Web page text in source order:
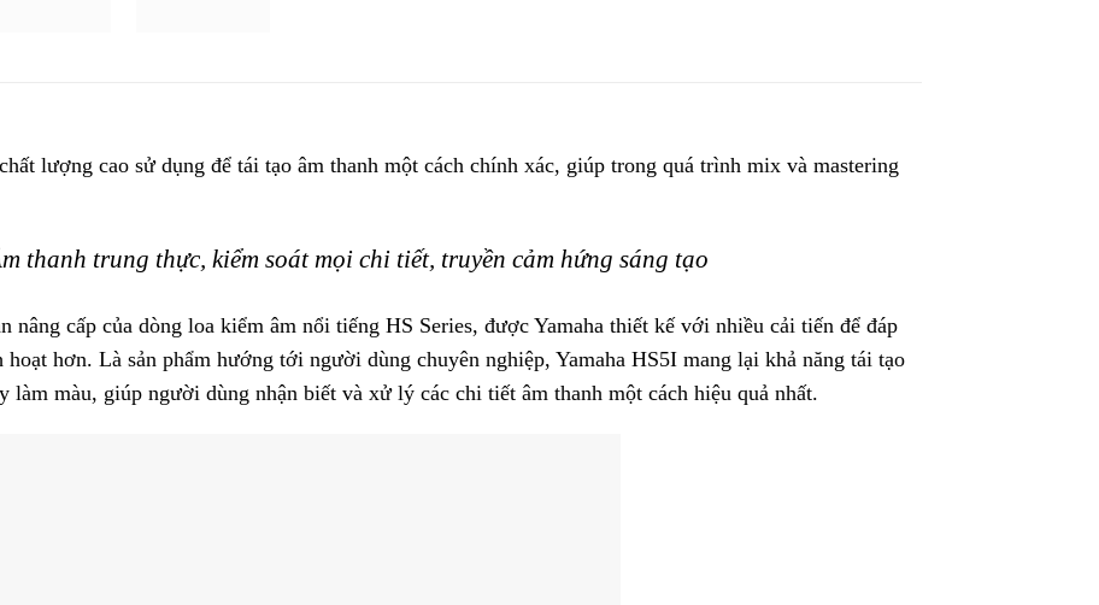
chất lượng cao sử dụng để tái tạo âm thanh một cách chính xác, giúp trong quá trình mix và mastering
thanh trung thực, kiểm soát mọi chi tiết, truyền cảm hứng sáng tạo
nâng cấp của dòng loa kiểm âm nổi tiếng HS Series, được Yamaha thiết kế với nhiều cải tiến để đáp
hơn. Là sản phẩm hướng tới người dùng chuyên nghiệp, Yamaha HS5I mang lại khả năng tái tạo
làm màu, giúp người dùng nhận biết và xử lý các chi tiết âm thanh một cách hiệu quả nhất.